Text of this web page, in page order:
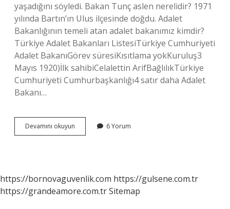
yaşadığını söyledi. Bakan Tunç aslen nerelidir? 1971
yılında Bartın’ın Ulus ilçesinde doğdu. Adalet
Bakanlığının temeli atan adalet bakanımız kimdir?
Türkiye Adalet Bakanları ListesiTürkiye Cumhuriyeti
Adalet BakanıGörev süresiKısıtlama yokKuruluş3
Mayıs 1920)İlk sahibiCelalettin ArifBağlılıkTürkiye
Cumhuriyeti Cumhurbaşkanlığı4 satır daha Adalet
Bakanı…
Devamını okuyun
Bakanı
6 Yorum
https://bornovaguvenlik.com https://gulsene.com.tr
https://grandeamore.com.trSitemap